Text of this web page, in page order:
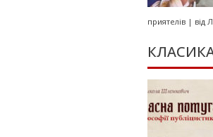
приятелів| від